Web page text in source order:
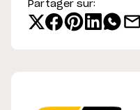
Partager sur: